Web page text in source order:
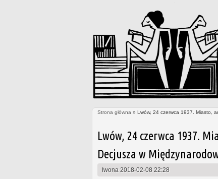
Strona główna » Lwów, 24 czerwca 1937. Miasto,
Lwów, 24 czerwca 1937.
Decjusza w
Iwona 2018-02-08 22:28